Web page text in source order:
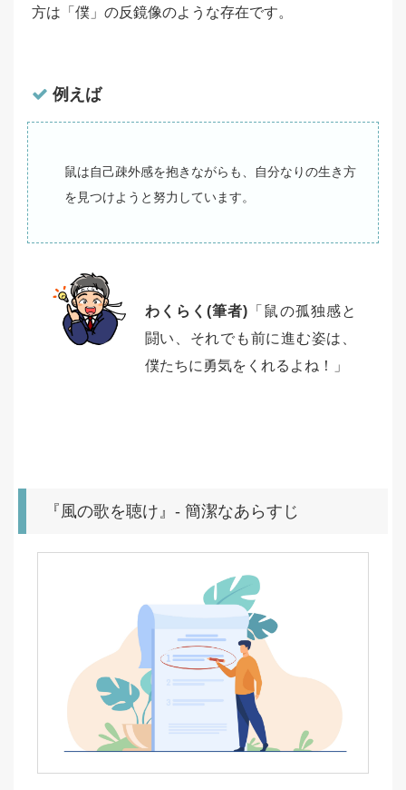
方は「僕」の反鏡像のような存在です。
例えば
鼠は自己疎外感を抱きながらも、自分なりの生き方
を見つけようと努力しています。
わくらく(筆者) 「鼠の孤独感と
闘い、それでも前に進む姿は、
僕たちに勇気をくれるよね！」
『風の歌を聴け』- 簡潔なあらすじ